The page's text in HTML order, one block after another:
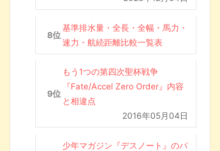
基準排水量・全長・全幅・馬力・
速力・航続距離比較一覧表
もう1つの第四次聖杯戦争
『Fate/Accel Zero Order』内容
と相違点
2016年05月04日
少年マガジン『デスノート』のパ